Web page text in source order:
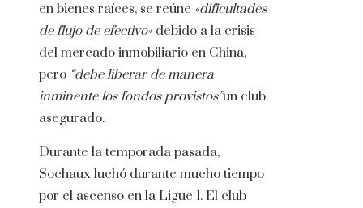
en bienes raíces, se reúne «dificultades
de flujo de efectivo» debido a la crisis
del mercado inmobiliario en China,
pero “debe liberar de manera
inminente los fondos provistos”un club
asegurado.
Durante la temporada pasada,
Sochaux luchó durante mucho tiempo
por el ascenso en la Ligue 1. El club